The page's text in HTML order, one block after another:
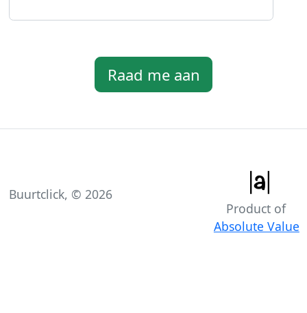
Buurtclick, © 2026
Product of
Absolute Value